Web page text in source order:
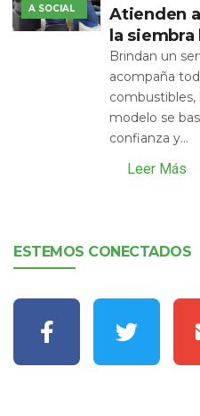
A SOCIAL
Atienden
la siembra
Brindan un
acompaña
combustibles,
modelo se
confianza y...
Leer Más
ESTEMOS CONECTADOS